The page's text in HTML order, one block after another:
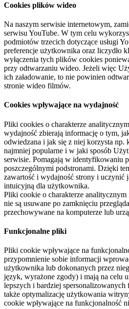
Cookies plików wideo
Na naszym serwisie internetowym,
serwisu YouTube. W tym celu
podmiotów trzecich dotyczące usługi
preferencje użytkownika oraz liczydło
wyłączenia tych plików cookies
przy odtwarzaniu wideo. Jeżeli więc
ich załadowanie, to nie powinien
stronie wideo filmów.
Cookies wpływające na wydajność
Pliki cookies o charakterze
wydajność zbierają informację o tym,
odwiedzana i jak się z niej korzysta np.
najmniej popularne i w jaki sposób
serwisie. Pomagają w identyfikowaniu
poszczególnymi podstronami. Dzięki
zawartość i wydajność strony i uczynić
intuicyjną dla użytkownika.
Pliki cookie o charakterze
nie są usuwane po zamknięciu
przechowywane na komputerze lub
Funkcjonalne pliki
Pliki cookie wpływające na
przypomnienie sobie informacji
użytkownika lub dokonanych przez
język, wyrażone zgody) i mają na celu
lepszych i bardziej
także optymalizację użytkowania
cookie wpływające na funkcjonalność